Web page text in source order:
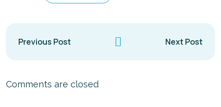
Previous Post Next Post
Comments are closed